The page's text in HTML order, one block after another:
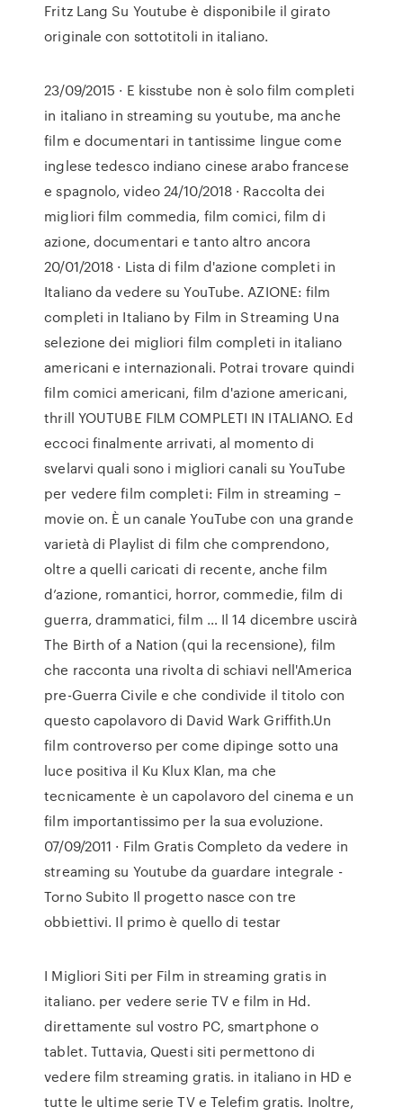
Fritz Lang Su Youtube è disponibile il girato
originale con sottotitoli in italiano.
23/09/2015 · E kisstube non è solo film completi
in italiano in streaming su youtube, ma anche
film e documentari in tantissime lingue come
inglese tedesco indiano cinese arabo francese
e spagnolo, video 24/10/2018 · Raccolta dei
migliori film commedia, film comici, film di
azione, documentari e tanto altro ancora
20/01/2018 · Lista di film d'azione completi in
Italiano da vedere su YouTube. AZIONE: film
completi in Italiano by Film in Streaming Una
selezione dei migliori film completi in italiano
americani e internazionali. Potrai trovare quindi
film comici americani, film d'azione americani,
thrill YOUTUBE FILM COMPLETI IN ITALIANO. Ed
eccoci finalmente arrivati, al momento di
svelarvi quali sono i migliori canali su YouTube
per vedere film completi: Film in streaming –
movie on. È un canale YouTube con una grande
varietà di Playlist di film che comprendono,
oltre a quelli caricati di recente, anche film
d’azione, romantici, horror, commedie, film di
guerra, drammatici, film … Il 14 dicembre uscirà
The Birth of a Nation (qui la recensione), film
che racconta una rivolta di schiavi nell'America
pre-Guerra Civile e che condivide il titolo con
questo capolavoro di David Wark Griffith.Un
film controverso per come dipinge sotto una
luce positiva il Ku Klux Klan, ma che
tecnicamente è un capolavoro del cinema e un
film importantissimo per la sua evoluzione.
07/09/2011 · Film Gratis Completo da vedere in
streaming su Youtube da guardare integrale -
Torno Subito Il progetto nasce con tre
obbiettivi. Il primo è quello di testar
I Migliori Siti per Film in streaming gratis in
italiano. per vedere serie TV e film in Hd.
direttamente sul vostro PC, smartphone o
tablet. Tuttavia, Questi siti permettono di
vedere film streaming gratis. in italiano in HD e
tutte le ultime serie TV e Telefim gratis. Inoltre,